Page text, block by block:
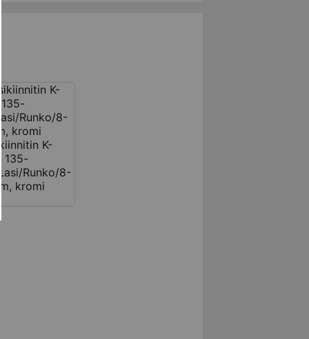
K-
135-
Lasi/Runko/8-
kromi